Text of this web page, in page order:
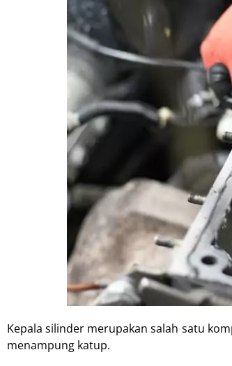
Kepala silinder merupakan salah satu
menampung katup.